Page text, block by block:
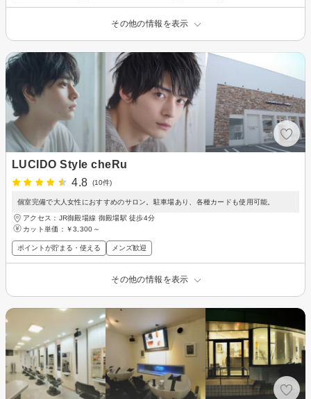
その他の情報を表示
LUCIDO Style cheRu
4.8
(10件)
個室完備で大人女性におすすめのサロン。駐車場あり、各種カードも使用可能。
アクセス：JR御殿場線 御殿場駅 徒歩4分
カット単価： ￥3,300～
ポイントが貯まる・使える メンズ歓迎
その他の情報を表示